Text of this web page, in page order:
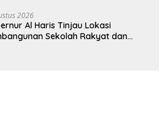
depan sudah ada di tangan”
2026
Al Haris Tinjau Lokasi
Sekolah Rakyat dan